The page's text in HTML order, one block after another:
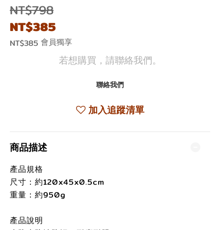
NT$798
NT$385
NT$385 會員獨享
若想購買，請聯絡我們。
聯絡我們
加入追蹤清單
商品描述
產品規格
尺寸：約120x45x0.5cm
重量：約950g
產品說明